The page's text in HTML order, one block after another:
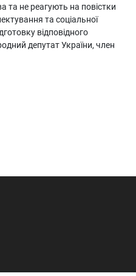
та не реагують на повістки
та соціальної
відповідного
депутат України, член